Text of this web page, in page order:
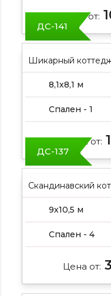
Цена от:
ДС-141
Шикарный
8,1х8,1 м
Спален - 1
Цена от:
ДС-137
Скандинавский
9х10,5 м
Спален - 4
Цена от: